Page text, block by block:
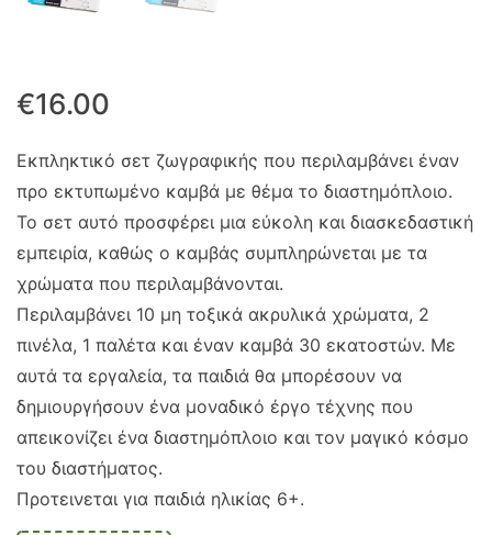
€16.00
Εκπληκτικό σετ ζωγραφικής που περιλαμβάνει έναν
προ εκτυπωμένο καμβά με θέμα το διαστημόπλοιο.
Το σετ αυτό προσφέρει μια εύκολη και διασκεδαστική
εμπειρία, καθώς ο καμβάς συμπληρώνεται με τα
χρώματα που περιλαμβάνονται.
Περιλαμβάνει 10 μη τοξικά ακρυλικά χρώματα, 2
πινέλα, 1 παλέτα και έναν καμβά 30 εκατοστών. Με
αυτά τα εργαλεία, τα παιδιά θα μπορέσουν να
δημιουργήσουν ένα μοναδικό έργο τέχνης που
απεικονίζει ένα διαστημόπλοιο και τον μαγικό κόσμο
του διαστήματος.
Προτεινεται για παιδιά ηλικίας 6+.